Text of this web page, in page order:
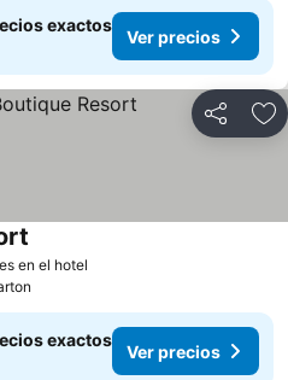
exactos
Ver precios
Compartir
en el hotel
exactos
Ver precios